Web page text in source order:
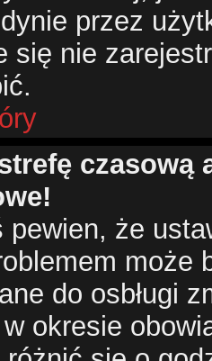
przez
się nie
czasową
pewien, że
może
do osbługi
okresie